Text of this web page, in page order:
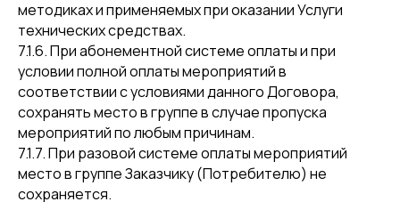
методиках и применяемых при оказании Услуги
технических средствах.
7.1.6. При абонементной системе оплаты и при
условии полной оплаты мероприятий в
соответствии с условиями данного Договора,
сохранять место в группе в случае пропуска
мероприятий по любым причинам.
7.1.7. При разовой системе оплаты мероприятий
место в группе Заказчику (Потребителю) не
сохраняется.